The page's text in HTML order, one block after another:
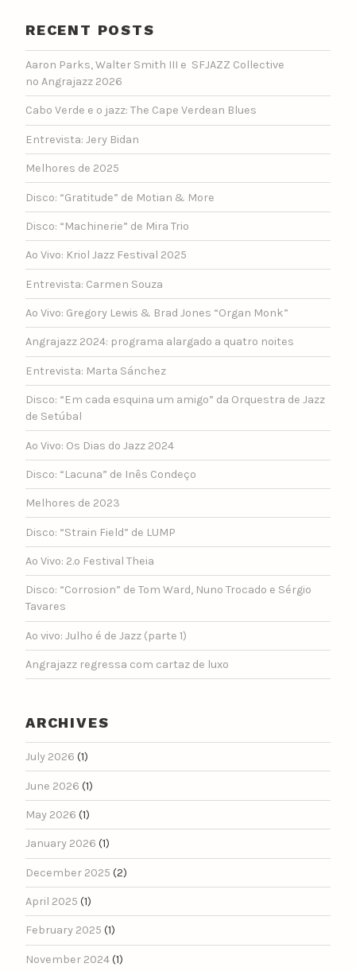
RECENT POSTS
Aaron Parks, Walter Smith III e SFJAZZ Collective
no Angrajazz 2026
Cabo Verde e o jazz: The Cape Verdean Blues
Entrevista: Jery Bidan
Melhores de 2025
Disco: “Gratitude” de Motian & More
Disco: “Machinerie” de Mira Trio
Ao Vivo: Kriol Jazz Festival 2025
Entrevista: Carmen Souza
Ao Vivo: Gregory Lewis & Brad Jones “Organ Monk”
Angrajazz 2024: programa alargado a quatro noites
Entrevista: Marta Sánchez
Disco: “Em cada esquina um amigo” da Orquestra de Jazz
de Setúbal
Ao Vivo: Os Dias do Jazz 2024
Disco: “Lacuna” de Inês Condeço
Melhores de 2023
Disco: “Strain Field” de LUMP
Ao Vivo: 2.º Festival Theia
Disco: “Corrosion” de Tom Ward, Nuno Trocado e Sérgio
Tavares
Ao vivo: Julho é de Jazz (parte 1)
Angrajazz regressa com cartaz de luxo
ARCHIVES
July 2026 (1)
June 2026 (1)
May 2026 (1)
January 2026 (1)
December 2025 (2)
April 2025 (1)
February 2025 (1)
November 2024(1)